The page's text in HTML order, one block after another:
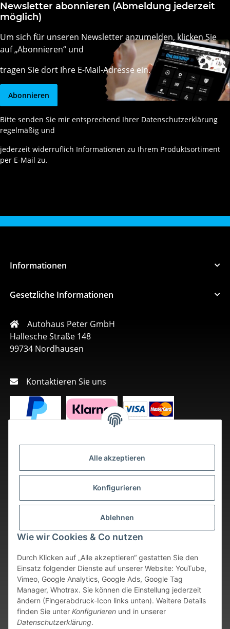
Alle akzeptieren
Konfigurieren
Ablehnen
Wie wir Cookies & Co nutzen
Durch Klicken auf „Alle akzeptieren“ gestatten Sie den
Einsatz folgender Dienste auf unserer Website: YouTube,
Vimeo, Google Analytics, Google Ads, Google Tag
Manager, Whotrax. Sie können die Einstellung jederzeit
ändern (Fingerabdruck-Icon links unten). Weitere Details
finden Sie unter Konfigurieren und in unserer
Datenschutzerklärung.
Newsletter abonnieren (Abmeldung jederzeit
möglich)
Um sich für unseren Newsletter anzumelden, klicken Sie
auf „Abonnieren“ und
tragen Sie dort Ihre E-Mail-Adresse ein.
Abonnieren
Bitte senden Sie mir entsprechend Ihrer Datenschutzerklärung
regelmäßig und
jederzeit widerruflich Informationen zu Ihrem Produktsortiment
per E-Mail zu.
Informationen
Gesetzliche Informationen
Autohaus Peter GmbH
Hallesche Straße 148
99734 Nordhausen
Kontaktieren Sie uns
Vertrag widerrufen
* Alle Preise inkl. gesetzlicher USt., zzgl. Versand
. Bei sofort
verfügbaren Artikeln erfolgt der Versand innerhalb von 24